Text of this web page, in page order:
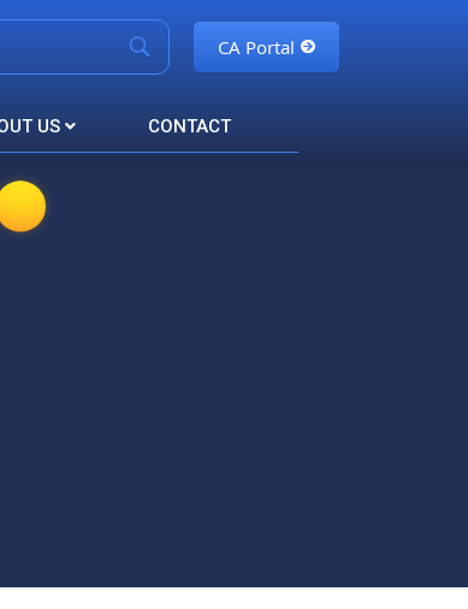
CA Portal
US CONTACT